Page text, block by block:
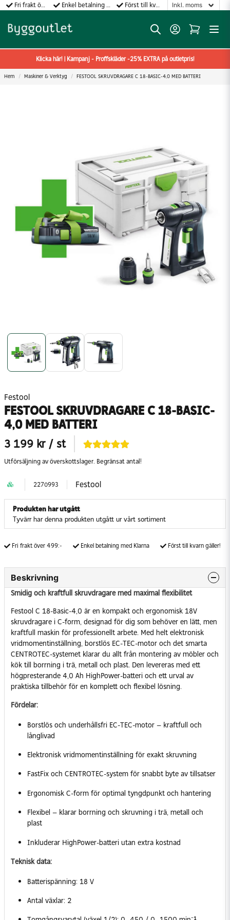
Fri frakt över 499:- Enkel betalning med Klarna Först till kvarn gäller!
Klicka här! | Kampanj - Proffskläder -25% EXTRA på outletpris!
Hem Maskiner & Verktyg FESTOOL SKRUVDRAGARE C 18-BASIC-4,0 MED BATTERI
Festool
FESTOOL SKRUVDRAGARE C 18-BASIC-
4,0 MED BATTERI
3 199 kr / st
Utförsäljning av överskottslager. Begränsat antal!
2270993 Festool
Produkten har utgått
Tyvärr har denna produkten utgått ur vårt sortiment
Fri frakt över 499:- Enkel betalning med Klarna Först till kvarn gäller!
Beskrivning
Smidig och kraftfull skruvdragare med maximal flexibilitet
Festool C 18-Basic-4,0 är en kompakt och ergonomisk 18V
skruvdragare i C-form, designad för dig som behöver en lätt, men
kraftfull maskin för professionellt arbete. Med helt elektronisk
vridmomentinställning, borstlös EC-TEC-motor och det smarta
CENTROTEC-systemet klarar du allt från montering av möbler och
kök till borrning i trä, metall och plast. Den levereras med ett
högpresterande 4,0 Ah HighPower-batteri och ett urval av
praktiska tillbehör för en komplett och flexibel lösning.
Fördelar:
Borstlös och underhållsfri EC-TEC-motor – kraftfull och
långlivad
Elektronisk vridmomentinställning för exakt skruvning
FastFix och CENTROTEC-system för snabbt byte av tillsatser
Ergonomisk C-form för optimal tyngdpunkt och hantering
Flexibel – klarar borrning och skruvning i trä, metall och
plast
Inkluderar HighPower-batteri utan extra kostnad
Teknisk data:
Batterispänning: 18 V
Antal växlar: 2